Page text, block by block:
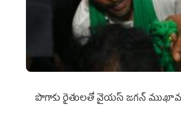
పొగాకు రైతుల‌తో వైయ‌స్ జ‌గ‌న్